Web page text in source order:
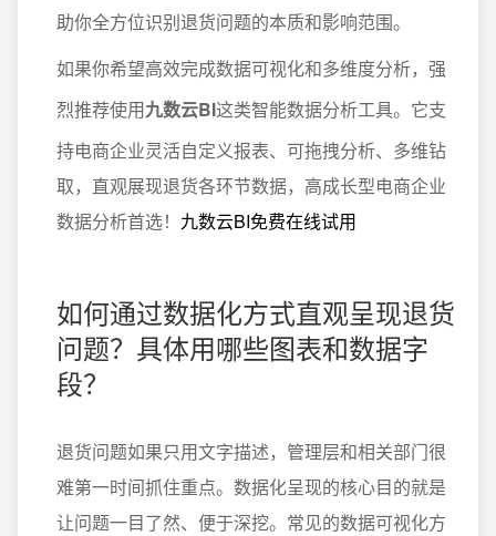
助你全方位识别退货问题的本质和影响范围。
如果你希望高效完成数据可视化和多维度分析，强
烈推荐使用九数云BI这类智能数据分析工具。它支
持电商企业灵活自定义报表、可拖拽分析、多维钻
取，直观展现退货各环节数据，高成长型电商企业
数据分析首选！ 九数云BI免费在线试用
如何通过数据化方式直观呈现退货
问题？具体用哪些图表和数据字
段？
退货问题如果只用文字描述，管理层和相关部门很
难第一时间抓住重点。数据化呈现的核心目的就是
让问题一目了然、便于深挖。常见的数据可视化方